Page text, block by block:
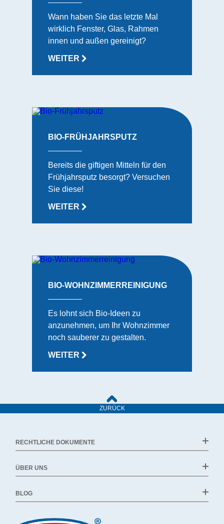
Wann haben Sie das letzte Mal
wirklich Fenster, Glas, Rahmen
innen und außen gereinigt?
WEITER
BIO-FRÜHJAHRSPUTZ
Bereits die giftigen Mitteln für den
Frühjahrsputz besorgt? Versuchen
Sie diese!
WEITER
BIO-WOHNZIMMERREINIGUNG
Es lohnt sich Bio-Ideen zu
anzunehmen, um Ihr Wohnzimmer
noch sauberer zu gestalten.
WEITER
ZURÜCK
RECHTLICHE DOKUMENTE
ÜBER UNS
BLOG